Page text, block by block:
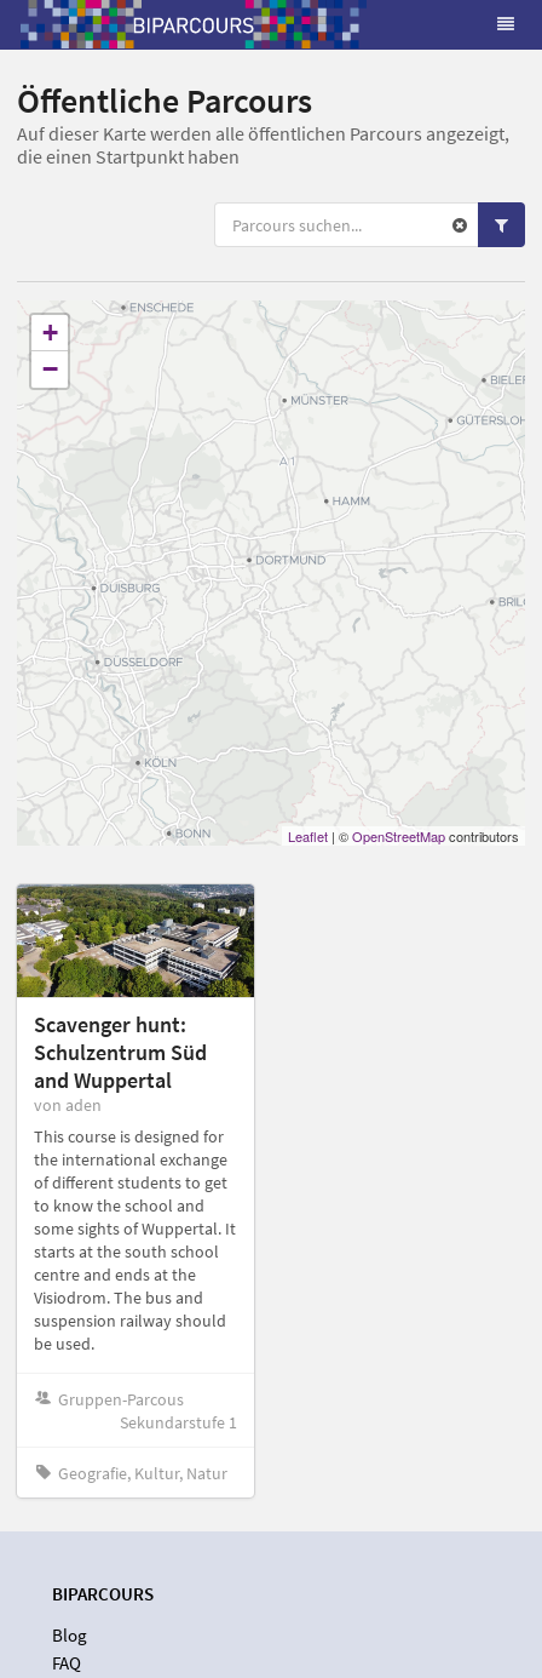
Öffentliche Parcours
Auf dieser Karte werden alle öffentlichen Parcours angezeigt,
die einen Startpunkt haben
+
−
Leaflet | ©OpenStreetMapcontributors
Scavenger hunt:
Schulzentrum Süd
and Wuppertal
von aden
This course is designed for
the international exchange
of different students to get
to know the school and
some sights of Wuppertal. It
starts at the south school
centre and ends at the
Visiodrom. The bus and
suspension railway should
be used.
Gruppen-Parcous
Sekundarstufe 1
Geografie, Kultur, Natur
BIPARCOURS
Blog
FAQ